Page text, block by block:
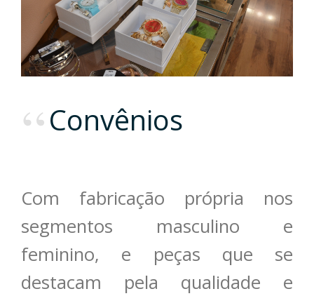
Convênios
Com fabricação própria nos
segmentos masculino e
feminino, e peças que se
destacam pela qualidade e